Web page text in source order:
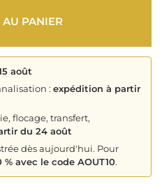
PANIER
août
: expédition à partir
flocage, transfert,
du 24 août
dès aujourd'hui. Pour
% avec le code AOUT10.